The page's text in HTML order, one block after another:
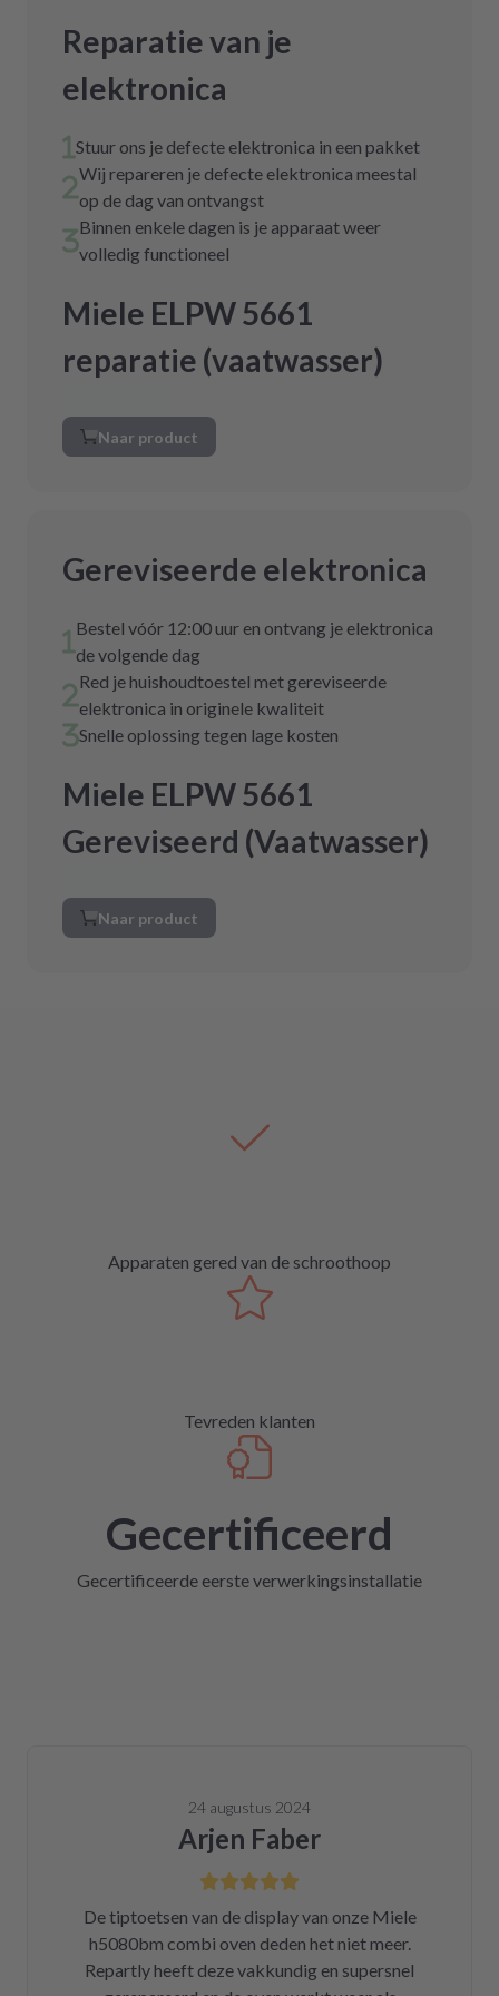
Reparatie van je
elektronica
Stuur ons je defecte elektronica in een pakket
Wij repareren je defecte elektronica meestal
op de dag van ontvangst
Binnen enkele dagen is je apparaat weer
volledig functioneel
Miele ELPW 5661
reparatie (vaatwasser)
Naar product
Gereviseerde elektronica
Bestel vóór 12:00 uur en ontvang je elektronica
de volgende dag
Red je huishoudtoestel met gereviseerde
elektronica in originele kwaliteit
Snelle oplossing tegen lage kosten
Miele ELPW 5661
Gereviseerd (Vaatwasser)
Naar product
Apparaten gered van de schroothoop
Tevreden klanten
Gecertificeerd
Gecertificeerde eerste verwerkingsinstallatie
24 augustus 2024
Arjen Faber
De tiptoetsen van de display van onze Miele
h5080bm combi oven deden het niet meer.
Repartly heeft deze vakkundig en supersnel